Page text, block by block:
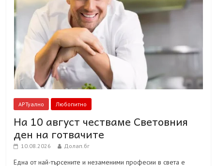
АРТуално Любопитно
На 10 август честваме Световния
ден на готвачите
10.08.2026 Долап.бг
Една от най-търсените и незаменими професии в света е